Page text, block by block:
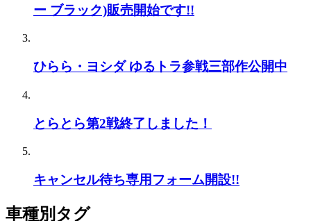
ー ブラック)販売開始です!!
ひらら・ヨシダ ゆるトラ参戦三部作公開中
とらとら第2戦終了しました！
キャンセル待ち専用フォーム開設!!
車種別タグ